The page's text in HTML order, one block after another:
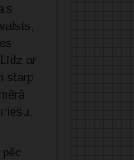
ar
starp